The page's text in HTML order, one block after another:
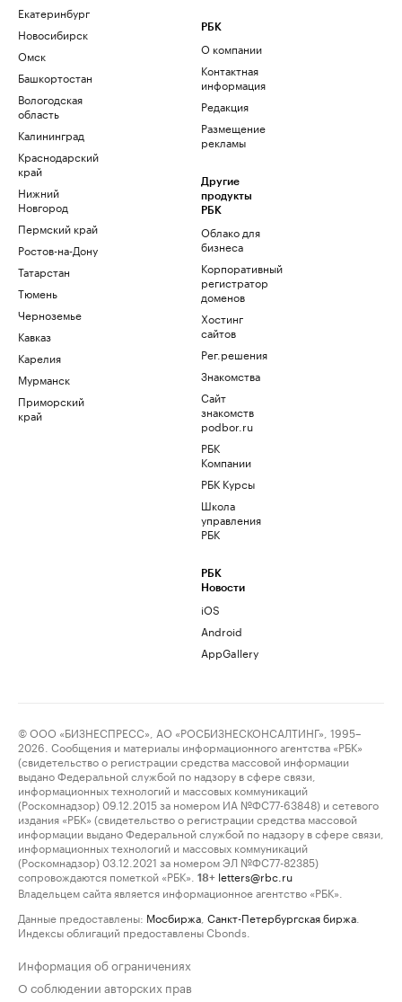
Екатеринбург
Новосибирск
Омск
Башкортостан
Вологодская
область
Калининград
Краснодарский
край
Нижний
Новгород
Пермский край
Ростов-на-Дону
Татарстан
Тюмень
Черноземье
Кавказ
Карелия
Мурманск
Приморский
край
РБК
О компании
Контактная
информация
Редакция
Размещение
рекламы
Другие
продукты
РБК
Облако для
бизнеса
Корпоративный
регистратор
доменов
Хостинг
сайтов
Рег.решения
Знакомства
Сайт
знакомств
podbor.ru
РБК
Компании
РБК Курсы
Школа
управления
РБК
РБК
Новости
iOS
Android
AppGallery
© ООО «БИЗНЕСПРЕСС», АО «РОСБИЗНЕСКОНСАЛТИНГ», 1995–
2026. Сообщения и материалы информационного агентства «РБК»
(свидетельство о регистрации средства массовой информации
выдано Федеральной службой по надзору в сфере связи,
информационных технологий и массовых коммуникаций
(Роскомнадзор) 09.12.2015 за номером ИА №ФС77-63848) и сетевого
издания «РБК» (свидетельство о регистрации средства массовой
информации выдано Федеральной службой по надзору в сфере связи,
информационных технологий и массовых коммуникаций
(Роскомнадзор) 03.12.2021 за номером ЭЛ №ФС77-82385)
сопровождаются пометкой «РБК».
18+ letters@rbc.ru
Владельцем сайта является информационное агентство «РБК».
Данные предоставлены: Мосбиржа Санкт-Петербургская биржа
Индексы облигаций предоставлены Cbonds.
Информация об ограничениях
О соблюдении авторских прав